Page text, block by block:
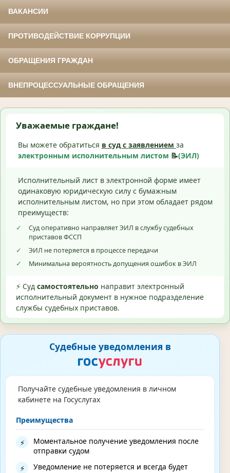
ВАКАНСИИ
ПРОТИВОДЕЙСТВИЕ КОРРУПЦИИ
ОБРАЩЕНИЯ ГРАЖДАН
ВНЕПРОЦЕССУАЛЬНЫЕ ОБРАЩЕНИЯ
Уважаемые граждане!
Вы можете обратиться в суд с заявлением за
электронным исполнительным листом 📝(ЭИЛ)
Исполнительный лист в электронной форме имеет
одинаковую юридическую силу с бумажным
исполнительным листом, но при этом обладает рядом
преимуществ:
✓
Суд оперативно направляет ЭИЛ в службу судебных
приставов ФССП
✓
ЭИЛ не потеряется в процессе передачи
✓
Минимальна вероятность допущения ошибок в ЭИЛ
⚡ Суд самостоятельно направит электронный
исполнительный документ в нужное подразделение
службы судебных приставов.
Судебные уведомления в
Получайте судебные уведомления в личном
кабинете на Госуслугах
Преимущества
⚡
Моментальное получение уведомления после
отправки судом
⚡
Уведомление не потеряется и всегда будет